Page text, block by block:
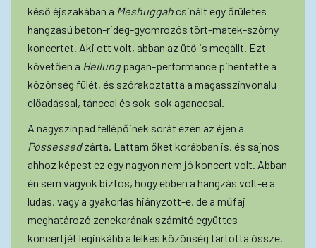
késő éjszakában a Meshuggahcsinált egy őrületes
hangzású beton-rideg-gyomrozós tört-matek-szörny
koncertet. Aki ott volt, abban az ütő is megállt. Ezt
követően a Heilungpagan-performance pihentette a
közönség fülét, és szórakoztatta a magasszínvonalú
előadással, tánccal és sok-sok aganccsal.
A nagyszínpad fellépőinek sorát ezen az éjen a
Possessedzárta. Láttam őket korábban is, és sajnos
ahhoz képest ez egy nagyon nem jó koncert volt. Abban
én sem vagyok biztos, hogy ebben a hangzás volt-e a
ludas, vagy a gyakorlás hiányzott-e, de a műfaj
meghatározó zenekarának számító együttes
koncertjét leginkább a lelkes közönség tartotta össze.